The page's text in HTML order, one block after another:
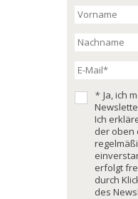
* Ja, ich
Ich
der oben
erfolgt
durch
des